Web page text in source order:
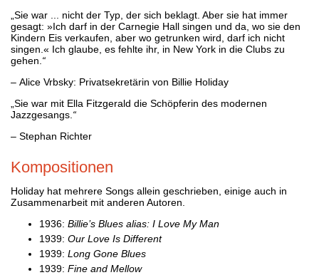
„Sie war ... nicht der Typ, der sich beklagt. Aber sie hat immer
gesagt: »Ich darf in der Carnegie Hall singen und da, wo sie den
Kindern Eis verkaufen, aber wo getrunken wird, darf ich nicht
singen.« Ich glaube, es fehlte ihr, in New York in die Clubs zu
gehen. “
– Alice Vrbsky: Privatsekretärin von Billie Holiday
„Sie war mit Ella Fitzgerald die Schöpferin des modernen
Jazzgesangs. “
– Stephan Richter
Kompositionen
Holiday hat mehrere Songs allein geschrieben, einige auch in
Zusammenarbeit mit anderen Autoren.
1936: Billie’s Blues alias: I Love My Man
1939: Our Love Is Different
1939: Long Gone Blues
1939: Fine and Mellow